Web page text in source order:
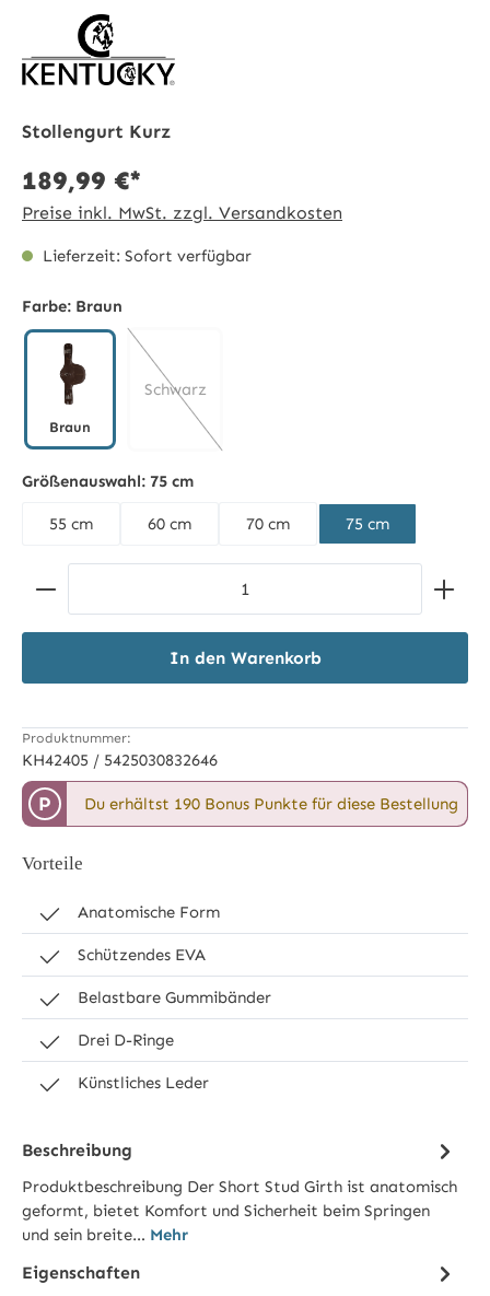
Stollengurt Kurz
189,99 €*
Preise inkl. MwSt. zzgl. Versandkosten
Lieferzeit: Sofort verfügbar
Farbe: Braun
Braun
Schwarz
Größenauswahl: 75 cm
55 cm 60 cm 70 cm 75 cm
Produkt Anzahl: Gib den gewünschten Wert ein
In den Warenkorb
Produktnummer:
KH42405 / 5425030832646
P Du erhältst 190 Bonus Punkte für diese Bestellung
Vorteile
Anatomische Form
Schützendes EVA
Belastbare Gummibänder
Drei D-Ringe
Künstliches Leder
Beschreibung
Produktbeschreibung Der Short Stud Girth ist anatomisch
geformt, bietet Komfort und Sicherheit beim Springen
und sein breite… Mehr
Eigenschaften